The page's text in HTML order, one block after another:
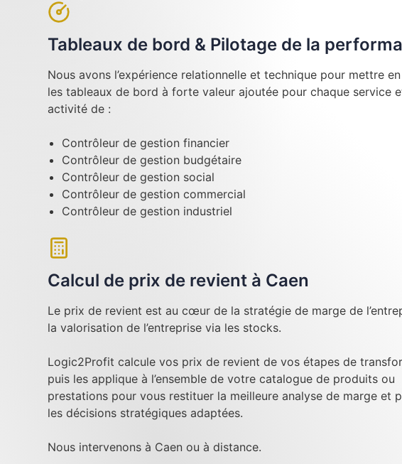
Tableaux de bord & Pilotage de la
Nous avons l’expérience relationnelle et technique pour mettre
les tableaux de bord à forte valeur ajoutée pour chaque service
activité de :
Contrôleur de gestion financier
Contrôleur de gestion budgétaire
Contrôleur de gestion social
Contrôleur de gestion commercial
Contrôleur de gestion industriel
Calcul de prix de revient à Caen
Le prix de revient est au cœur de la stratégie de marge de
la valorisation de l’entreprise via les stocks.
Logic2Profit calcule vos prix de revient de vos étapes de
puis les applique à l’ensemble de votre catalogue de produits ou
prestations pour vous restituer la meilleure analyse de marge et
les décisions stratégiques adaptées.
Nous intervenons à Caen ou à distance.